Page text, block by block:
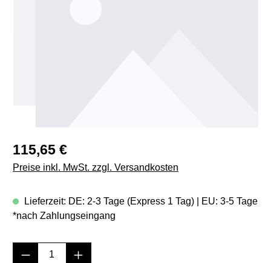
Regulärer Preis:
115,65 €
Preise inkl. MwSt. zzgl. Versandkosten
Lieferzeit: DE: 2-3 Tage (Express 1 Tag) | EU: 3-5 Tage
*nach Zahlungseingang
Produkt Anzahl: Gib den gewünschten